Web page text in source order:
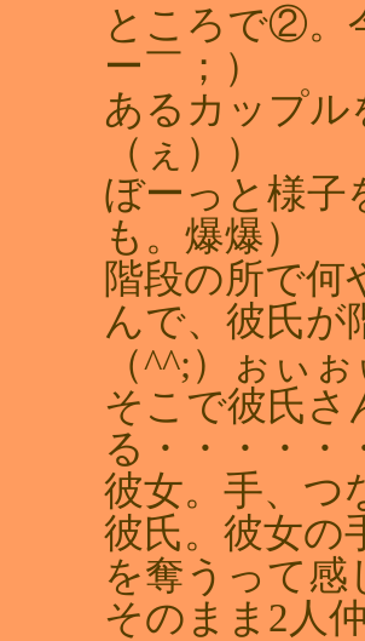
ところで②。
ー￣；）
あるカップ
（ぇ））
ぼーっと様子
も。爆爆）
階段の所で何
んで、彼氏が
（^^;）ぉぃぉ
そこで彼氏さ
る・・・・
彼女。手、つ
彼氏。彼女の
を奪うって感
そのまま2人